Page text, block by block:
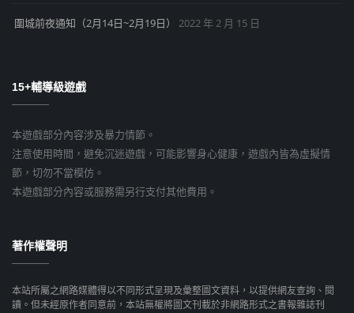
圍城前夜通知（2月14日~2月19日） 2022 年 2 月 15 日
15+輔導級遊戲
本遊戲部分內容涉及暴力情節。
注意使用時間，避免沉迷遊戲，可能影響身心健康，遊戲內皆為虛擬情
節，切勿不當模仿。
本遊戲部分內容或服務需另行支付其他費用。
著作權聲明
本站所屬之網路媒體得以不同形式呈現及彙整圖文資料，以提供網友查詢、閱
讀。但未經原作者同意前，本站無權將圖文刊載於非網路形式之書報雜誌刊